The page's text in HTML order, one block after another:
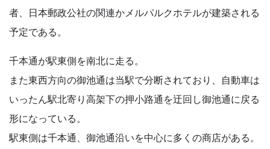
者、日本郵政公社の関連かメルパルクホテルが建築される
予定である。
千本通が駅東側を南北に走る。
また東西方向の御池通は当駅で分断されており、自動車は
いったん駅北寄り高架下の押小路通を迂回し御池通に戻る
形になっている。
駅東側は千本通、御池通沿いを中心に多くの商店がある。